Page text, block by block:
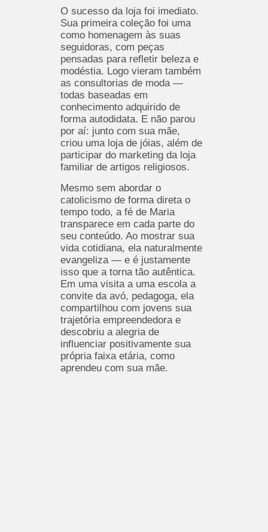
O sucesso da loja foi imediato.
Sua primeira coleção foi uma
como homenagem às suas
seguidoras, com peças
pensadas para refletir beleza e
modéstia. Logo vieram também
as consultorias de moda —
todas baseadas em
conhecimento adquirido de
forma autodidata. E não parou
por aí: junto com sua mãe,
criou uma loja de jóias, além de
participar do marketing da loja
familiar de artigos religiosos.
Mesmo sem abordar o
catolicismo de forma direta o
tempo todo, a fé de Maria
transparece em cada parte do
seu conteúdo. Ao mostrar sua
vida cotidiana, ela naturalmente
evangeliza — e é justamente
isso que a torna tão autêntica.
Em uma visita a uma escola a
convite da avó, pedagoga, ela
compartilhou com jovens sua
trajetória empreendedora e
descobriu a alegria de
influenciar positivamente sua
própria faixa etária, como
aprendeu com sua mãe.